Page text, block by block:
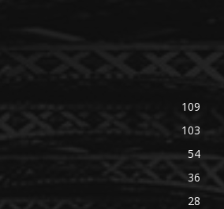
109
103
54
36
28